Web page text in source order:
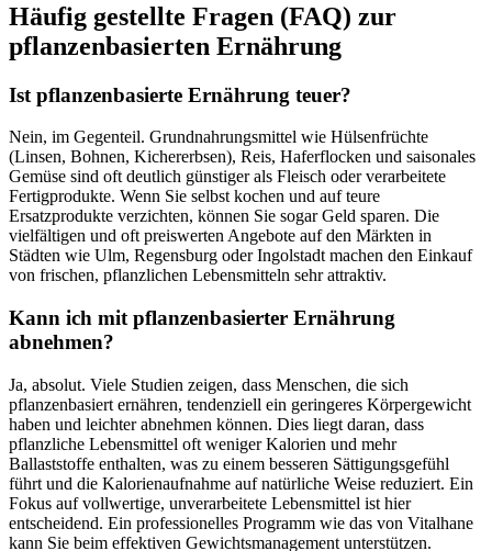
Häufig gestellte Fragen (FAQ) zur
pflanzenbasierten Ernährung
Ist pflanzenbasierte Ernährung teuer?
Nein, im Gegenteil. Grundnahrungsmittel wie Hülsenfrüchte
(Linsen, Bohnen, Kichererbsen), Reis, Haferflocken und saisonales
Gemüse sind oft deutlich günstiger als Fleisch oder verarbeitete
Fertigprodukte. Wenn Sie selbst kochen und auf teure
Ersatzprodukte verzichten, können Sie sogar Geld sparen. Die
vielfältigen und oft preiswerten Angebote auf den Märkten in
Städten wie Ulm, Regensburg oder Ingolstadt machen den Einkauf
von frischen, pflanzlichen Lebensmitteln sehr attraktiv.
Kann ich mit pflanzenbasierter Ernährung
abnehmen?
Ja, absolut. Viele Studien zeigen, dass Menschen, die sich
pflanzenbasiert ernähren, tendenziell ein geringeres Körpergewicht
haben und leichter abnehmen können. Dies liegt daran, dass
pflanzliche Lebensmittel oft weniger Kalorien und mehr
Ballaststoffe enthalten, was zu einem besseren Sättigungsgefühl
führt und die Kalorienaufnahme auf natürliche Weise reduziert. Ein
Fokus auf vollwertige, unverarbeitete Lebensmittel ist hier
entscheidend. Ein professionelles Programm wie das von Vitalhane
kann Sie beim effektiven Gewichtsmanagement unterstützen.